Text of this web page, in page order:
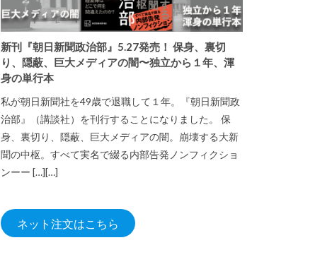
新刊『朝日新聞政治部』5.27発売！ 保身、裏切
り、隠蔽、巨大メディアの闇〜独立から１年、渾
身の単行本
私が朝日新聞社を49歳で退職して１年。『朝日新聞政
治部』（講談社）を刊行することになりました。 保
身、裏切り、隠蔽、巨大メディアの闇。崩壊する大新
聞の中枢。すべて実名で綴る内部告発ノンフィクショ
ンーー […][…]
ネット注文はこちら